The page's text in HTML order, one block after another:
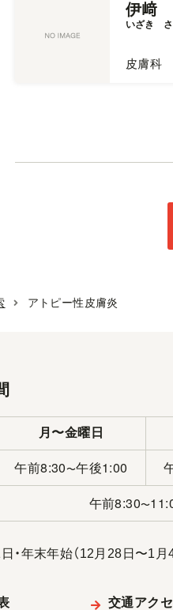
伊﨑
いざき　
皮膚科
アトピー性皮膚炎
月〜金曜日
午前8:30〜午後1:00
午前8:30〜
・年末年始（12月28日〜1月4
交通アク